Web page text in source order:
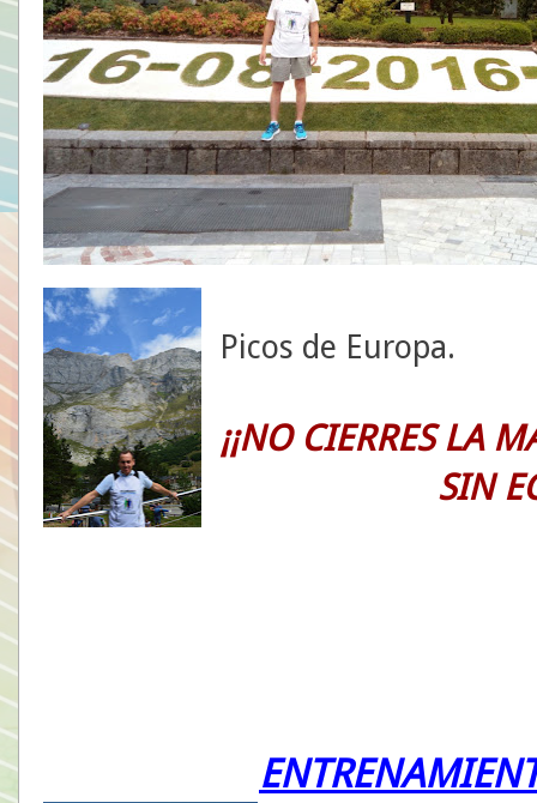
Picos de Europa.
¡¡NO CIERRES LA
SIN